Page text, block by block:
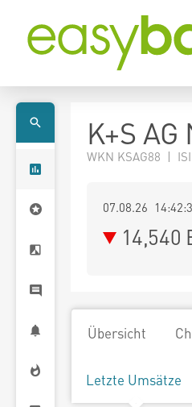
K+S AG
WKN KSAG88 |
07.08.26
14,540
Übersicht
Letzte Umsätze